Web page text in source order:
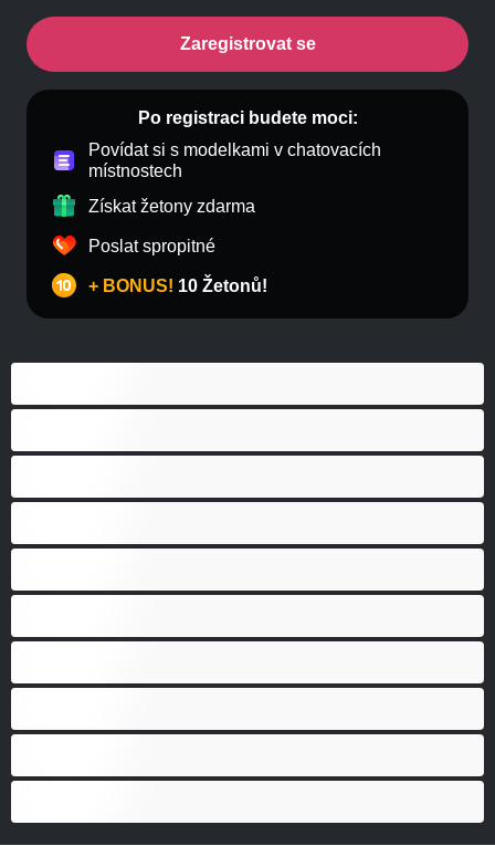
Zaregistrovat se
Po registraci budete moci:
Povídat si s modelkami v chatovacích
místnostech
Získat žetony zdarma
Poslat spropitné
+ BONUS! 10 Žetonů!